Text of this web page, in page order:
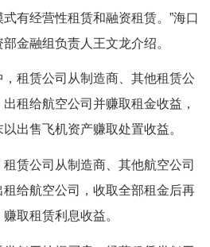
有经营性租赁和融资租赁。”海口
金融组负责人王文龙介绍。
租赁公司从制造商、其他租赁公
租给航空公司并赚取租金收益，
出售飞机资产赚取处置收益。
赁公司从制造商、其他航空公司
给航空公司，收取全部租金后再
取租赁利息收益。